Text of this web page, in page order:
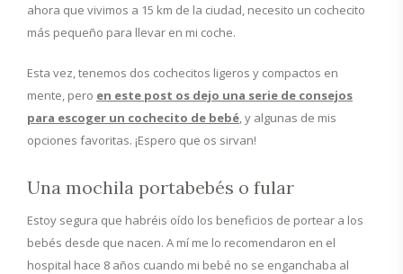
ahora que vivimos a 15 km de la ciudad, necesito un cochecito
más pequeño para llevar en mi coche.
Esta vez, tenemos dos cochecitos ligeros y compactos en
mente, pero en este post os dejo una serie de consejos
para escoger un cochecito de bebé, y algunas de mis
opciones favoritas. ¡Espero que os sirvan!
Una mochila portabebés o fular
Estoy segura que habréis oído los beneficios de portear a los
bebés desde que nacen. A mí me lo recomendaron en el
hospital hace 8 años cuando mi bebé no se enganchaba al